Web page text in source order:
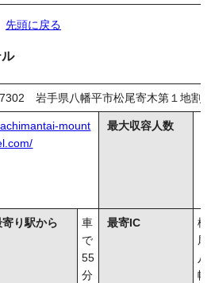
先頭に戻る
岩手県八幡平市松尾寄木第１地割
mount
最大収容人数
寄り駅から
車
で
55
分
最寄IC
松
尾
八
幡